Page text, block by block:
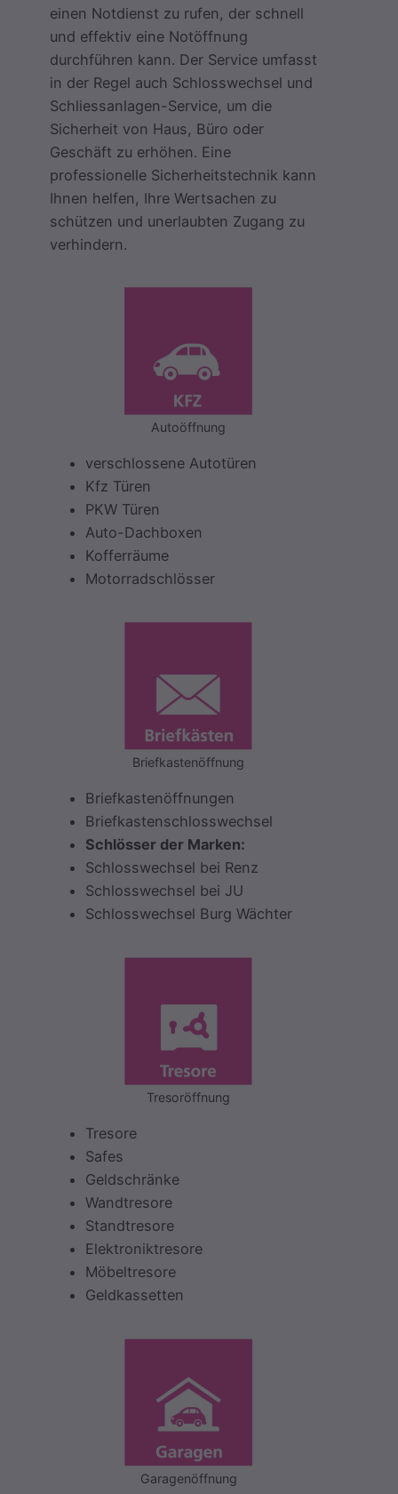
einen Notdienst zu rufen, der schnell
und effektiv eine Notöffnung
durchführen kann. Der Service umfasst
in der Regel auch Schlosswechsel und
Schliessanlagen-Service, um die
Sicherheit von Haus, Büro oder
Geschäft zu erhöhen. Eine
professionelle Sicherheitstechnik kann
Ihnen helfen, Ihre Wertsachen zu
schützen und unerlaubten Zugang zu
verhindern.
Autoöffnung
verschlossene Autotüren
Kfz Türen
PKW Türen
Auto-Dachboxen
Kofferräume
Motorradschlösser
Briefkastenöffnung
Briefkastenöffnungen
Briefkastenschlosswechsel
Schlösser der Marken:
Schlosswechsel bei Renz
Schlosswechsel bei JU
Schlosswechsel Burg Wächter
Tresoröffnung
Tresore
Safes
Geldschränke
Wandtresore
Standtresore
Elektroniktresore
Möbeltresore
Geldkassetten
Garagenöffnung